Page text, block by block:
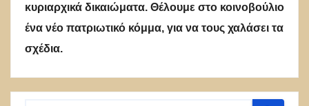
κυριαρχικά δικαιώματα. Θέλουμε στο κοινοβούλιο
ένα νέο πατριωτικό κόμμα, για να τους χαλάσει τα
σχέδια.